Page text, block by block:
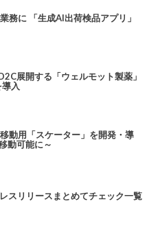
務に 「生成AI出荷検品アプリ」
展開する「ウェルモット製薬」
入
動用「スケーター」を開発・導
動可能に～
スリリースまとめてチェック一覧